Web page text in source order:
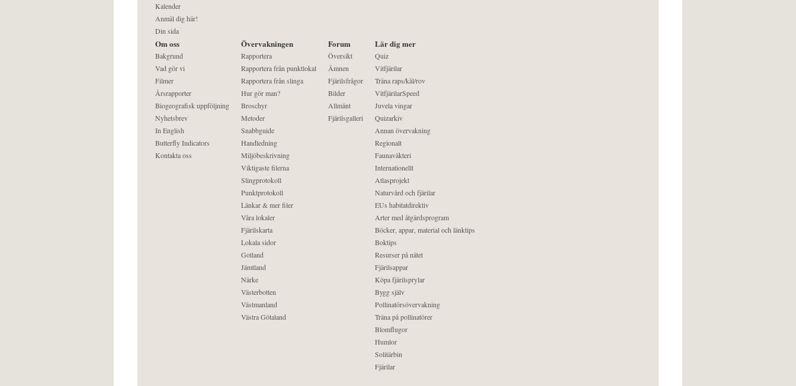
Kalender
Anmäl dig här!
Din sida
Om oss
Bakgrund
Vad gör vi
Filmer
Årsrapporter
Biogeografisk uppföljning
Nyhetsbrev
In English
Butterfly Indicators
Kontakta oss
Övervakningen
Rapportera
Rapportera från punktlokal
Rapportera från slinga
Hur gör man?
Broschyr
Metoder
Snabbguide
Handledning
Miljöbeskrivning
Viktigaste filerna
Slingprotokoll
Punktprotokoll
Länkar & mer filer
Våra lokaler
Fjärilskarta
Lokala sidor
Gotland
Jämtland
Närke
Västerbotten
Västmanland
Västra Götaland
Forum
Översikt
Ämnen
Fjärilsfrågor
Bilder
Allmänt
Fjärilsgalleri
Lär dig mer
Quiz
Vitfjärilar
Träna raps/kål/rov
VitfjärilarSpeed
Juvela vingar
Quizarkiv
Annan övervakning
Regionalt
Faunaväkteri
Internationellt
Atlasprojekt
Naturvård och fjärilar
EUs habitatdirektiv
Arter med åtgärdsprogram
Böcker, appar, material och länktips
Boktips
Resurser på nätet
Fjärilsappar
Köpa fjärilsprylar
Bygg själv
Pollinatörsövervakning
Träna på pollinatörer
Blomflugor
Humlor
Solitärbin
Fjärilar